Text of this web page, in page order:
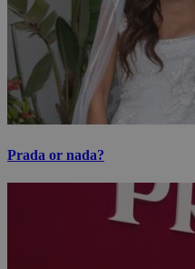
Prada or nada?